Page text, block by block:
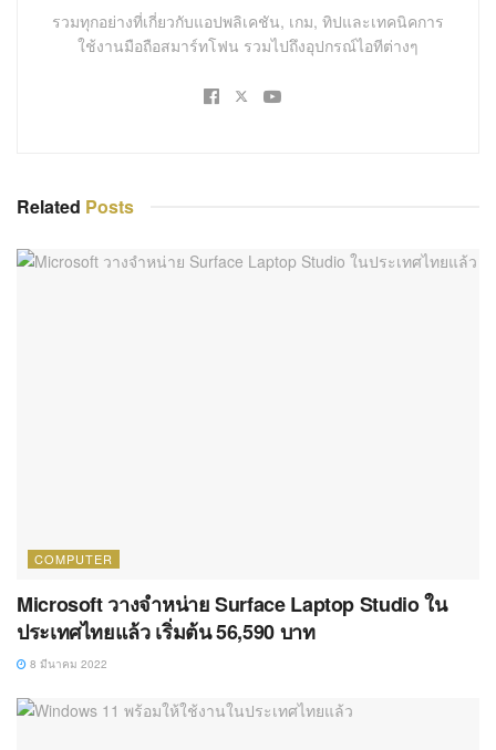
รวมทุกอย่างที่เกี่ยวกับแอปพลิเคชัน, เกม, ทิปและเทคนิคการ
ใช้งานมือถือสมาร์ทโฟน รวมไปถึงอุปกรณ์ไอทีต่างๆ
Related Posts
COMPUTER
Microsoft วางจำหน่าย Surface Laptop Studio ใน
ประเทศไทยแล้ว เริ่มต้น 56,590 บาท
8 มีนาคม 2022